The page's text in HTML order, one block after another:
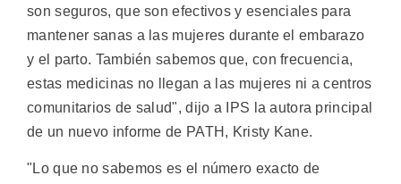
son seguros, que son efectivos y esenciales para
mantener sanas a las mujeres durante el embarazo
y el parto. También sabemos que, con frecuencia,
estas medicinas no llegan a las mujeres ni a centros
comunitarios de salud", dijo a IPS la autora principal
de un nuevo informe de PATH, Kristy Kane.
"Lo que no sabemos es el número exacto de